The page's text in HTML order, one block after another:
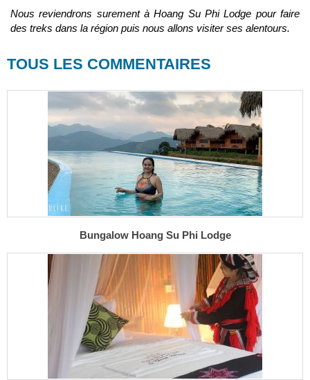
Nous reviendrons surement à Hoang Su Phi Lodge pour faire
des treks dans la région puis nous allons visiter ses alentours.
TOUS LES COMMENTAIRES
Bungalow Hoang Su Phi Lodge